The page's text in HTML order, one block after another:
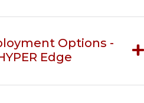
Options -
Edge